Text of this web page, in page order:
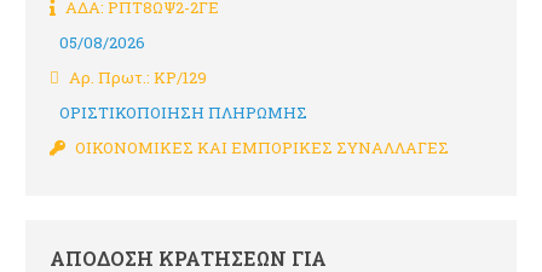
ΑΔΑ: ΡΠΤ8ΩΨ2-2ΓΕ
05/08/2026
Αρ. Πρωτ.: ΚΡ/129
ΟΡΙΣΤΙΚΟΠΟΙΗΣΗ ΠΛΗΡΩΜΗΣ
ΟΙΚΟΝΟΜΙΚΕΣ ΚΑΙ ΕΜΠΟΡΙΚΕΣ ΣΥΝΑΛΛΑΓΕΣ
ΑΠΟΔΟΣΗ ΚΡΑΤΗΣΕΩΝ ΓΙΑ